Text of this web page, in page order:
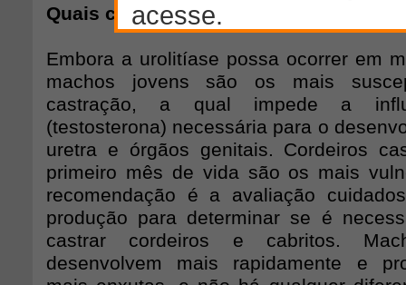
Quais categorias animais são
Embora a urolitíase possa ocorrer em
machos jovens são os mais
castração, a qual impede a
(testosterona) necessária para o
uretra e órgãos genitais. Cordeiros
primeiro mês de vida são os mais
recomendação é a avaliação
produção para determinar se é
castrar cordeiros e cabritos.
desenvolvem mais rapidamente e